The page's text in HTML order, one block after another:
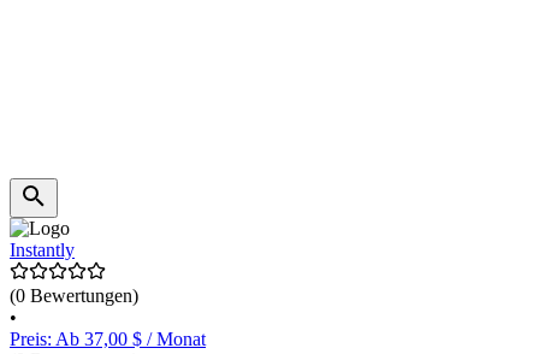
Instantly
(0 Bewertungen)
•
Preis: Ab 37,00 $ / Monat